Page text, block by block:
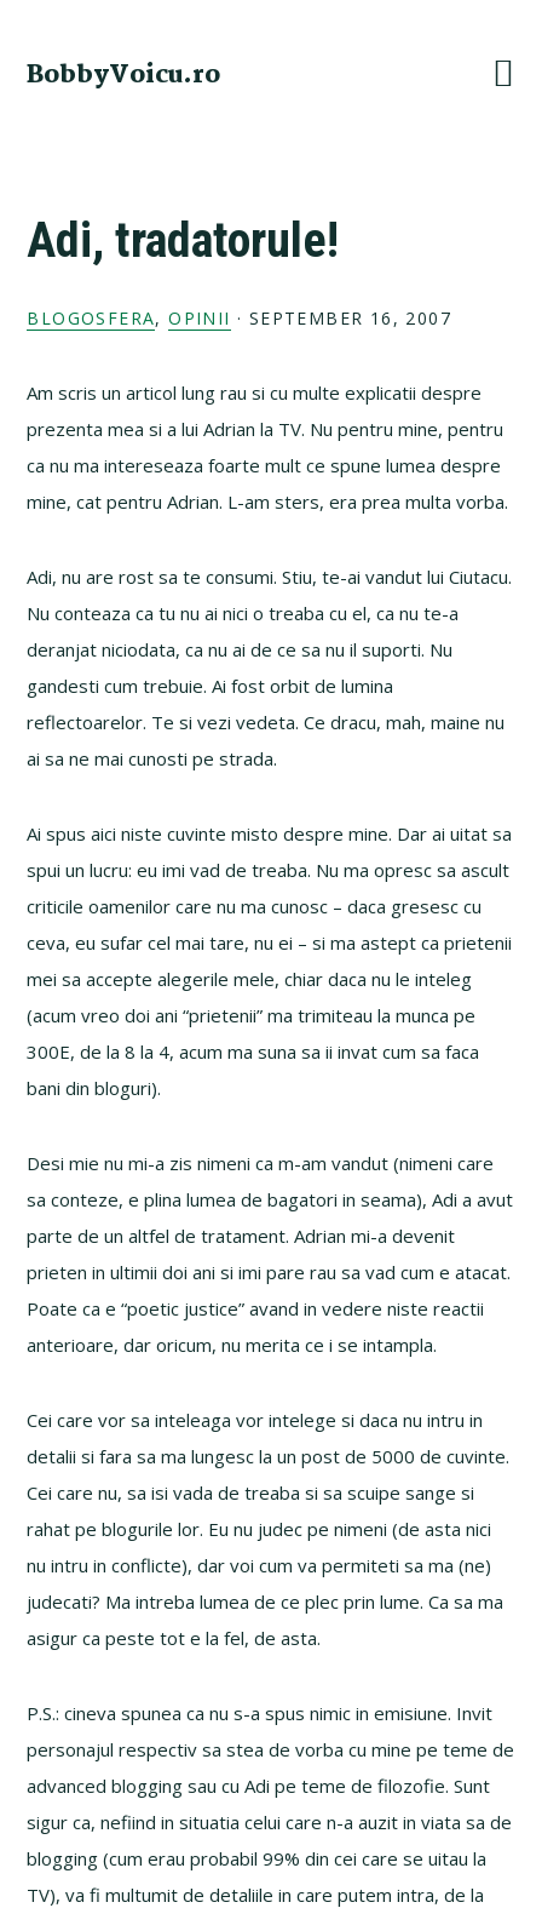
primary
main
primary
footer
BobbyVoicu.ro
Adi, tradatorule!
BLOGOSFERA,OPINII · SEPTEMBER 16, 2007
Am scris un articol lung rau si cu multe explicatii despre
prezenta mea si a lui Adrian la TV. Nu pentru mine, pentru
ca nu ma intereseaza foarte mult ce spune lumea despre
mine, cat pentru Adrian. L-am sters, era prea multa vorba.
Adi, nu are rost sa te consumi. Stiu, te-ai vandut lui Ciutacu.
Nu conteaza ca tu nu ai nici o treaba cu el, ca nu te-a
deranjat niciodata, ca nu ai de ce sa nu il suporti. Nu
gandesti cum trebuie. Ai fost orbit de lumina
reflectoarelor. Te si vezi vedeta. Ce dracu, mah, maine nu
ai sa ne mai cunosti pe strada.
Ai spus aici niste cuvinte misto despre mine. Dar ai uitat sa
spui un lucru: eu imi vad de treaba. Nu ma opresc sa ascult
criticile oamenilor care nu ma cunosc – daca gresesc cu
ceva, eu sufar cel mai tare, nu ei – si ma astept ca prietenii
mei sa accepte alegerile mele, chiar daca nu le inteleg
(acum vreo doi ani “prietenii” ma trimiteau la munca pe
300E, de la 8 la 4, acum ma suna sa ii invat cum sa faca
bani din bloguri).
Desi mie nu mi-a zis nimeni ca m-am vandut (nimeni care
sa conteze, e plina lumea de bagatori in seama), Adi a avut
parte de un altfel de tratament. Adrian mi-a devenit
prieten in ultimii doi ani si imi pare rau sa vad cum e atacat.
Poate ca e “poetic justice” avand in vedere niste reactii
anterioare, dar oricum, nu merita ce i se intampla.
Cei care vor sa inteleaga vor intelege si daca nu intru in
detalii si fara sa ma lungesc la un post de 5000 de cuvinte.
Cei care nu, sa isi vada de treaba si sa scuipe sange si
rahat pe blogurile lor. Eu nu judec pe nimeni (de asta nici
nu intru in conflicte), dar voi cum va permiteti sa ma (ne)
judecati? Ma intreba lumea de ce plec prin lume. Ca sa ma
asigur ca peste tot e la fel, de asta.
P.S.: cineva spunea ca nu s-a spus nimic in emisiune. Invit
personajul respectiv sa stea de vorba cu mine pe teme de
advanced blogging sau cu Adi pe teme de filozofie. Sunt
sigur ca, nefiind in situatia celui care n-a auzit in viata sa de
blogging (cum erau probabil 99% din cei care se uitau la
TV), va fi multumit de detaliile in care putem intra, de la